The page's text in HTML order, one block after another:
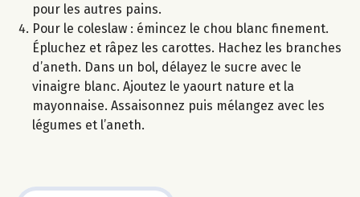
pour les autres pains.
Pour le coleslaw : émincez le chou blanc finement.
Épluchez et râpez les carottes. Hachez les branches
d’aneth. Dans un bol, délayez le sucre avec le
vinaigre blanc. Ajoutez le yaourt nature et la
mayonnaise. Assaisonnez puis mélangez avec les
légumes et l’aneth.